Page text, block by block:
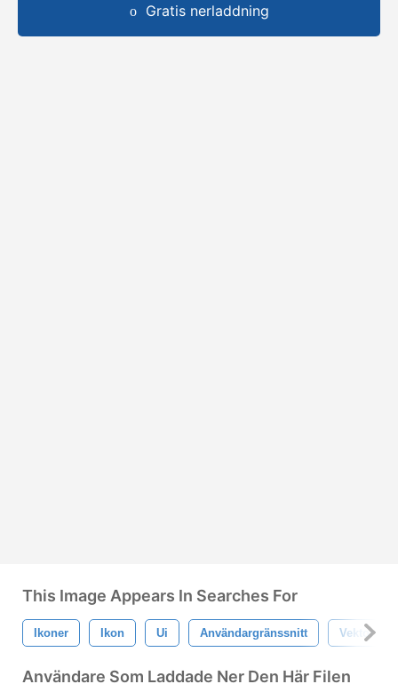
Gratis nerladdning
This Image Appears In Searches For
Ikoner Ikon Ui Användargränssnitt Vektor Ui
Användare Som Laddade Ner Den Här Filen